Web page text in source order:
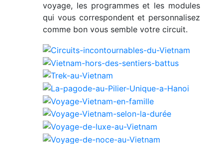
voyage, les programmes et les modules
qui vous correspondent et personnalisez
comme bon vous semble votre circuit.